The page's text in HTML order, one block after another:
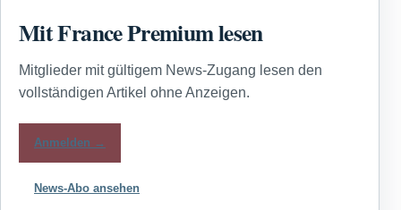
Mit France Premium lesen
Mitglieder mit gültigem News-Zugang lesen den
vollständigen Artikel ohne Anzeigen.
Anmelden →
News-Abo ansehen